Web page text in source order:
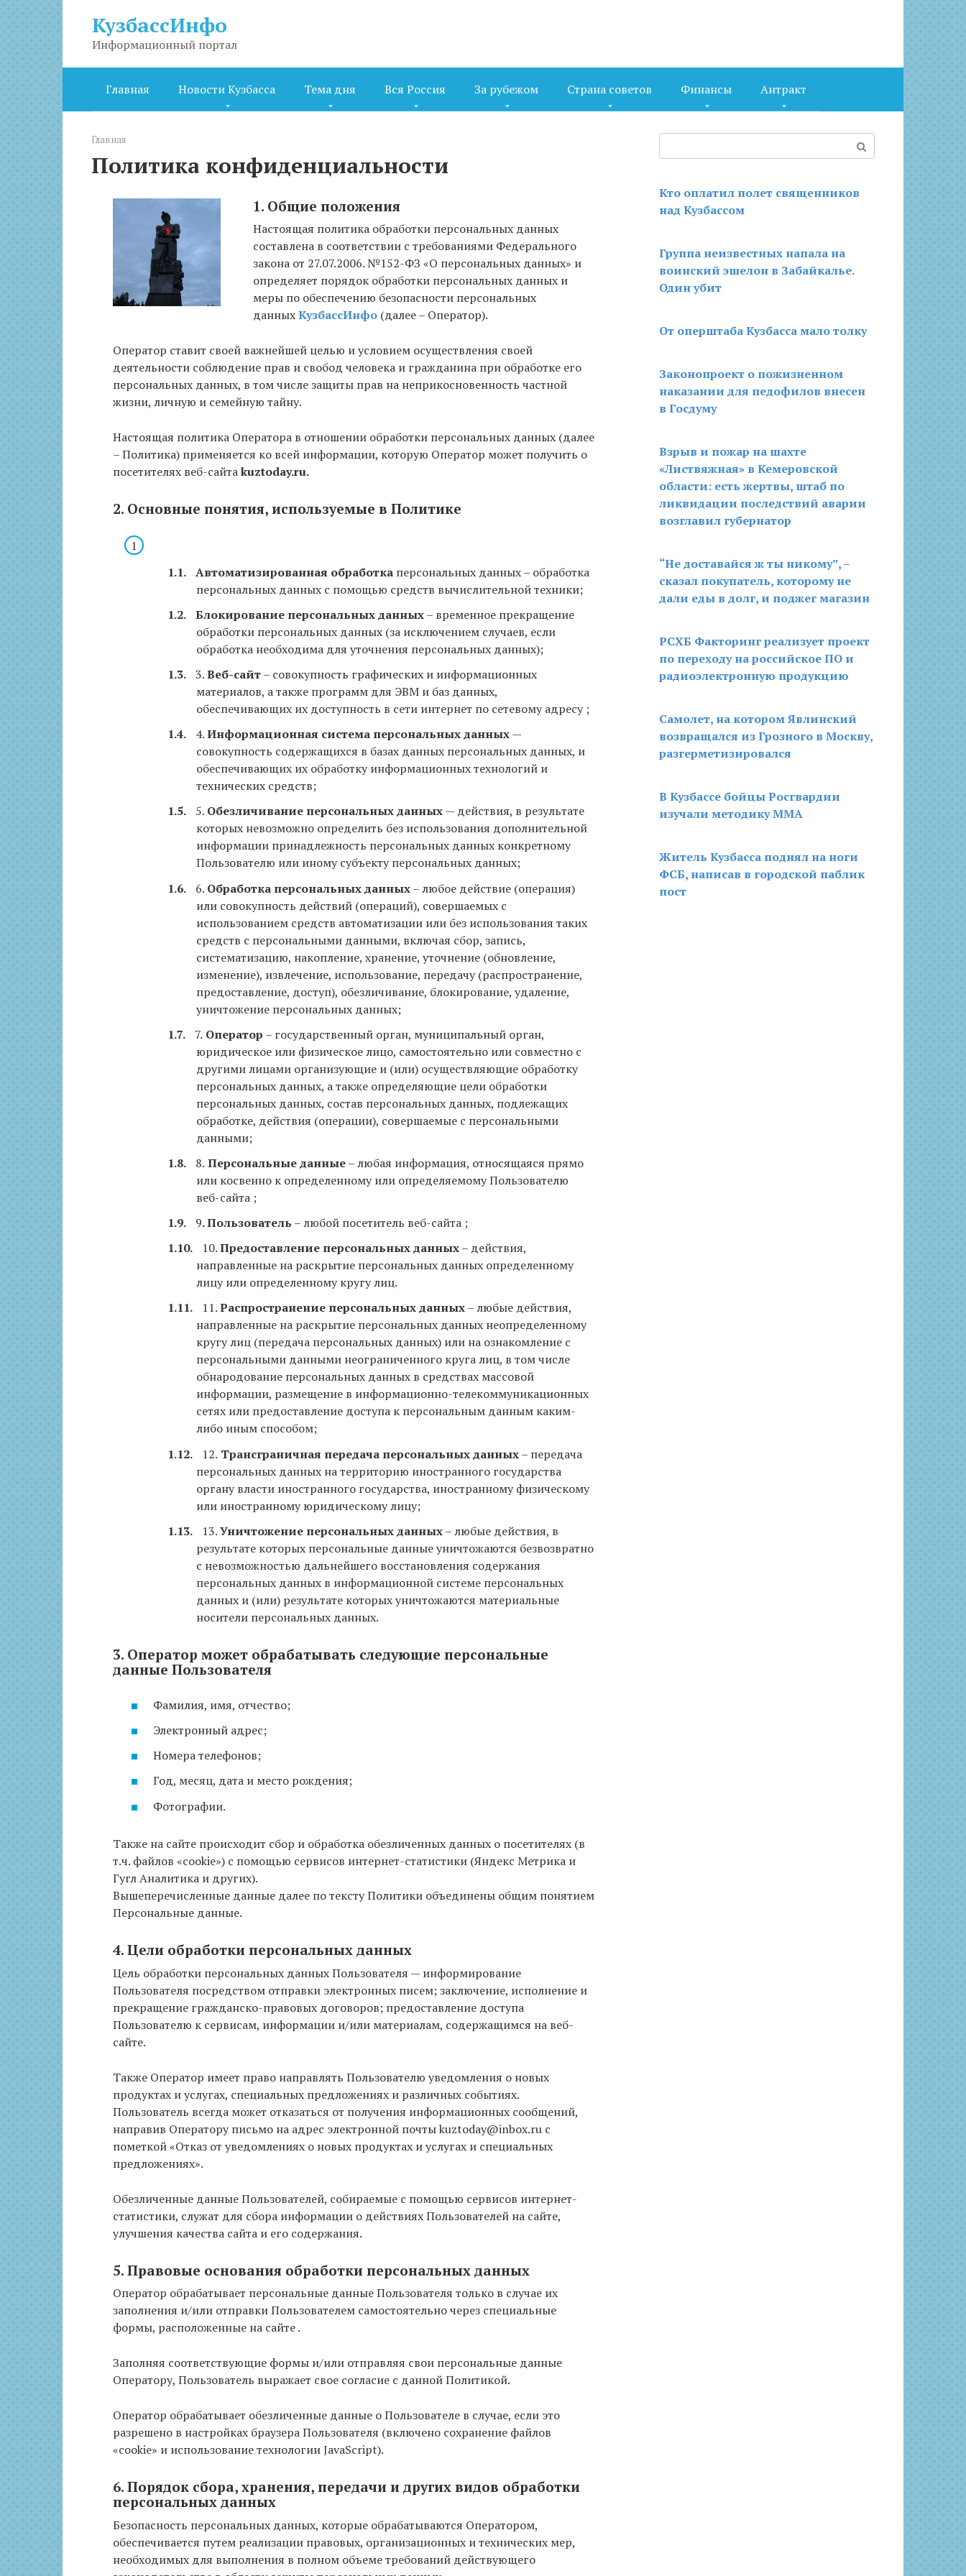
КузбассИнфо
Информационный портал
Главная Новости Кузбасса Тема дня Вся Россия За рубежом Страна советов Финансы Антракт
Главная
Политика конфиденциальности
1. Общие положения
Настоящая политика обработки персональных данных
составлена в соответствии с требованиями Федерального
закона от 27.07.2006. №152-ФЗ «О персональных данных» и
определяет порядок обработки персональных данных и
меры по обеспечению безопасности персональных
данныхКузбассИнфо (далее – Оператор).
Оператор ставит своей важнейшей целью и условием осуществления своей
деятельности соблюдение прав и свобод человека и гражданина при обработке его
персональных данных, в том числе защиты прав на неприкосновенность частной
жизни, личную и семейную тайну.
Настоящая политика Оператора в отношении обработки персональных данных (далее
– Политика) применяется ко всей информации, которую Оператор может получить о
посетителях веб-сайтаkuztoday.ru.
2. Основные понятия, используемые в Политике
Автоматизированная обработка персональных данных – обработка
персональных данных с помощью средств вычислительной техники;
Блокирование персональных данных– временное прекращение
обработки персональных данных (за исключением случаев, если
обработка необходима для уточнения персональных данных);
3.Веб-сайт– совокупность графических и информационных
материалов, а также программ для ЭВМ и баз данных,
обеспечивающих их доступность в сети интернет по сетевому адресу ;
4.Информационная система персональных данных—
совокупность содержащихся в базах данных персональных данных, и
обеспечивающих их обработку информационных технологий и
технических средств;
5. Обезличивание персональных данных— действия, в результате
которых невозможно определить без использования дополнительной
информации принадлежность персональных данных конкретному
Пользователю или иному субъекту персональных данных;
6. Обработка персональных данных– любое действие (операция)
или совокупность действий (операций), совершаемых с
использованием средств автоматизации или без использования таких
средств с персональными данными, включая сбор, запись,
систематизацию, накопление, хранение, уточнение (обновление,
изменение), извлечение, использование, передачу (распространение,
предоставление, доступ), обезличивание, блокирование, удаление,
уничтожение персональных данных;
7. Оператор – государственный орган, муниципальный орган,
юридическое или физическое лицо, самостоятельно или совместно с
другими лицами организующие и (или) осуществляющие обработку
персональных данных, а также определяющие цели обработки
персональных данных, состав персональных данных, подлежащих
обработке, действия (операции), совершаемые с персональными
данными;
8. Персональные данные– любая информация, относящаяся прямо
или косвенно к определенному или определяемому Пользователю
веб-сайта ;
9. Пользователь – любой посетитель веб-сайта ;
10.Предоставление персональных данных– действия,
направленные на раскрытие персональных данных определенному
лицу или определенному кругу лиц.
11.Распространение персональных данных– любые действия,
направленные на раскрытие персональных данных неопределенному
кругу лиц (передача персональных данных) или на ознакомление с
персональными данными неограниченного круга лиц, в том числе
обнародование персональных данных в средствах массовой
информации, размещение в информационно-телекоммуникационных
сетях или предоставление доступа к персональным данным каким-
либо иным способом;
12. Трансграничная передача персональных данных– передача
персональных данных на территорию иностранного государства
органу власти иностранного государства, иностранному физическому
или иностранному юридическому лицу;
13.Уничтожение персональных данных– любые действия, в
результате которых персональные данные уничтожаются безвозвратно
с невозможностью дальнейшего восстановления содержания
персональных данных в информационной системе персональных
данных и (или) результате которых уничтожаются материальные
носители персональных данных.
3. Оператор может обрабатывать следующие персональные
данные Пользователя
Фамилия, имя, отчество;
Электронный адрес;
Номера телефонов;
Год, месяц, дата и место рождения;
Фотографии.
Также на сайте происходит сбор и обработка обезличенных данных о посетителях (в
т.ч. файлов «cookie») с помощью сервисов интернет-статистики (Яндекс Метрика и
Гугл Аналитика и других).
Вышеперечисленные данные далее по тексту Политики объединены общим понятием
Персональные данные.
4. Цели обработки персональных данных
Цель обработки персональных данных Пользователя — информирование
Пользователя посредством отправки электронных писем; заключение, исполнение и
прекращение гражданско-правовых договоров; предоставление доступа
Пользователю к сервисам, информации и/или материалам, содержащимся на веб-
сайте.
Также Оператор имеет право направлять Пользователю уведомления о новых
продуктах и услугах, специальных предложениях и различных событиях.
Пользователь всегда может отказаться от получения информационных сообщений,
направив Оператору письмо на адрес электронной почтыkuztoday@inbox.ru с
пометкой «Отказ от уведомлениях о новых продуктах и услугах и специальных
предложениях».
Обезличенные данные Пользователей, собираемые с помощью сервисов интернет-
статистики, служат для сбора информации о действиях Пользователей на сайте,
улучшения качества сайта и его содержания.
5. Правовые основания обработки персональных данных
Оператор обрабатывает персональные данные Пользователя только в случае их
заполнения и/или отправки Пользователем самостоятельно через специальные
формы, расположенные на сайте .
Заполняя соответствующие формы и/или отправляя свои персональные данные
Оператору, Пользователь выражает свое согласие с данной Политикой.
Оператор обрабатывает обезличенные данные о Пользователе в случае, если это
разрешено в настройках браузера Пользователя (включено сохранение файлов
«cookie» и использование технологии JavaScript).
6. Порядок сбора, хранения, передачи и других видов обработки
персональных данных
Безопасность персональных данных, которые обрабатываются Оператором,
обеспечивается путем реализации правовых, организационных и технических мер,
необходимых для выполнения в полном объеме требований действующего
Кто оплатил полет священников
над Кузбассом
Группа неизвестных напала на
воинский эшелон в Забайкалье.
Один убит
От оперштаба Кузбасса мало толку
Законопроект о пожизненном
наказании для педофилов внесен
в Госдуму
Взрыв и пожар на шахте
«Листвяжная» в Кемеровской
области: есть жертвы, штаб по
ликвидации последствий аварии
возглавил губернатор
“Не доставайся ж ты никому”, –
сказал покупатель, которому не
дали еды в долг, и поджег магазин
РСХБ Факторинг реализует проект
по переходу на российское ПО и
радиоэлектронную продукцию
Самолет, на котором Явлинский
возвращался из Грозного в Москву,
разгерметизировался
В Кузбассе бойцы Росгвардии
изучали методику ММА
Житель Кузбасса поднял на ноги
ФСБ, написав в городской паблик
пост